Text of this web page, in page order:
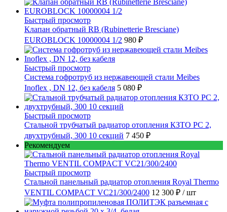
Быстрый просмотр
Клапан обратный RB (Rubinetterie Bresciane)
EUROBLOCK 10000004 1/2 980 ₽
Быстрый просмотр
Cистема гофротруб из нержавеющей стали Meibes
Inoflex , DN 12, без кабеля 5 080 ₽
Быстрый просмотр
Стальной трубчатый радиатор отопления КЗТО РС 2,
двухтрубный, 300 10 секций 7 450 ₽
Рекомендуем
Быстрый просмотр
Стальной панельный радиатор отопления Royal Thermo
VENTIL COMPACT VC21/300/2400 12 300 ₽ / шт